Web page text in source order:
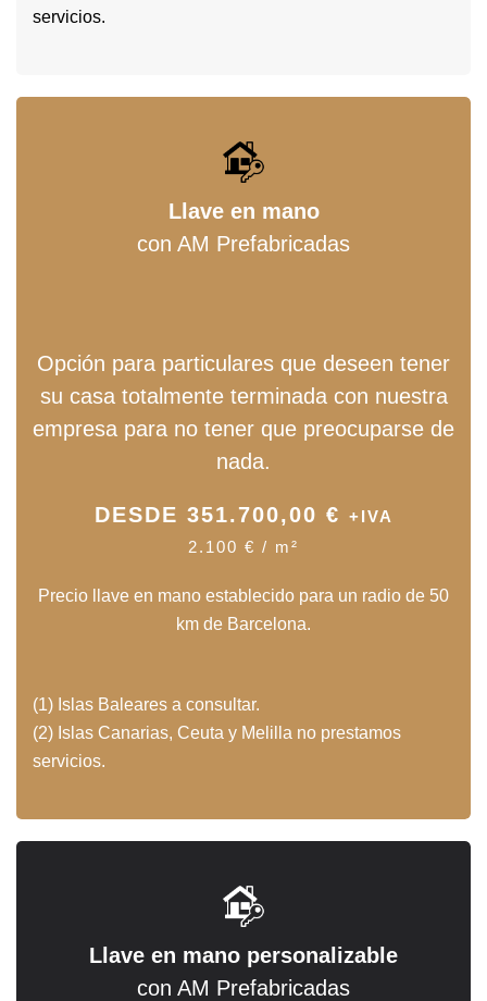
servicios.
Llave en mano
con AM Prefabricadas
Opción para particulares que deseen tener
su casa totalmente terminada con nuestra
empresa para no tener que preocuparse de
nada.
DESDE 351.700,00 € +IVA
2.100 € / m²
Precio llave en mano establecido para un radio de 50
km de Barcelona.
(1) Islas Baleares a consultar.
(2) Islas Canarias, Ceuta y Melilla no prestamos
servicios.
Llave en mano personalizable
con AM Prefabricadas